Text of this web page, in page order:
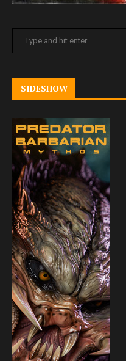
SIDESHOW